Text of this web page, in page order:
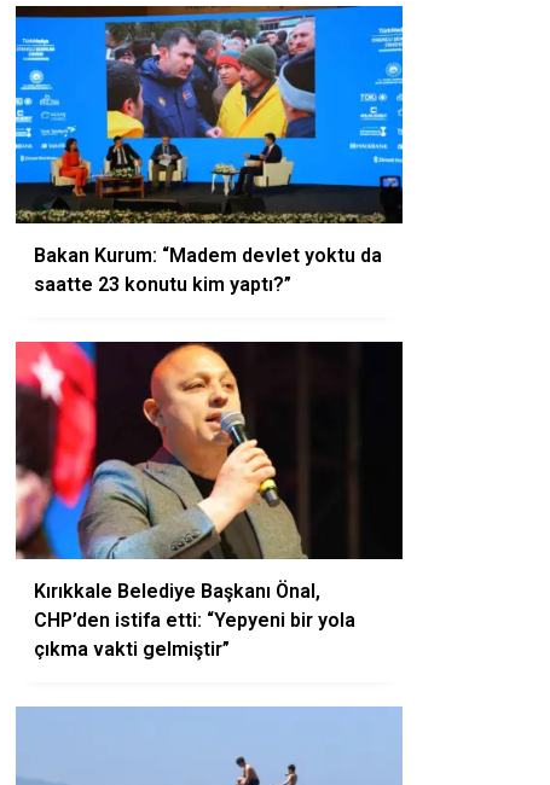
Bakan Kurum: “Madem devlet yoktu da
saatte 23 konutu kim yaptı?”
Kırıkkale Belediye Başkanı Önal,
CHP’den istifa etti: “Yepyeni bir yola
çıkma vakti gelmiştir”